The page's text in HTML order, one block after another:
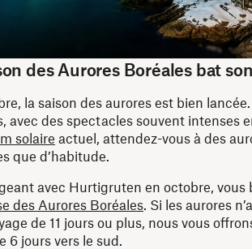
des Aurores Boréales bat
la saison des aurores est bien
avec des spectacles souvent intenses
solaire actuel, attendez-vous à des
que d’habitude.
avec Hurtigruten en octobre, vous
des Aurores Boréales. Si les aurores
de 11 jours ou plus, nous vous
6 jours vers le sud.